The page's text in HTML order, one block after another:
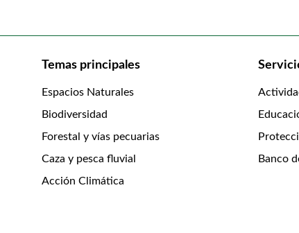
Temas principales
Espacios Naturales
Biodiversidad
Forestal y vías pecuarias
Caza y pesca fluvial
Acción Climática
Banco